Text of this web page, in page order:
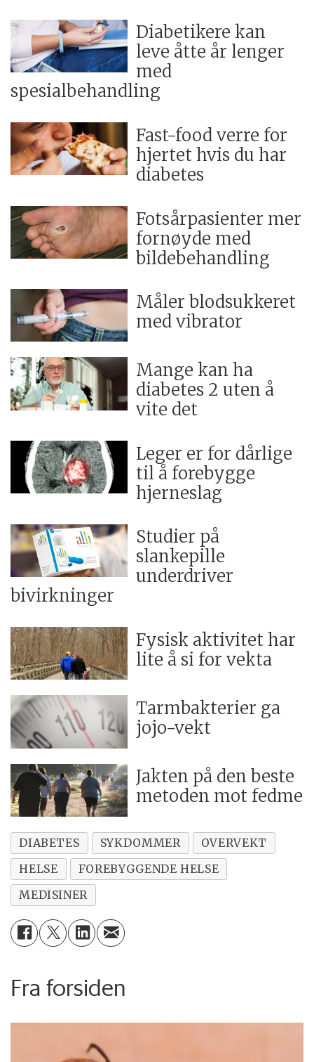
Diabetikere kan
leve åtte år lenger
med
spesialbehandling
Fast-food verre for
hjertet hvis du har
diabetes
Fotsårpasienter mer
fornøyde med
bildebehandling
Måler blodsukkeret
med vibrator
Mange kan ha
diabetes 2 uten å
vite det
Leger er for dårlige
til å forebygge
hjerneslag
Studier på
slankepille
underdriver
bivirkninger
Fysisk aktivitet har
lite å si for vekta
Tarmbakterier ga
jojo-vekt
Jakten på den beste
metoden mot fedme
DIABETES SYKDOMMER
OVERVEKT
HELSE
FOREBYGGENDE HELSE
MEDISINER
Fra forsiden